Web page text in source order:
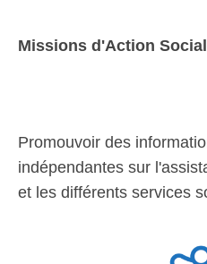
Missions d'Action
Promouvoir des
indépendantes sur
et les différents services